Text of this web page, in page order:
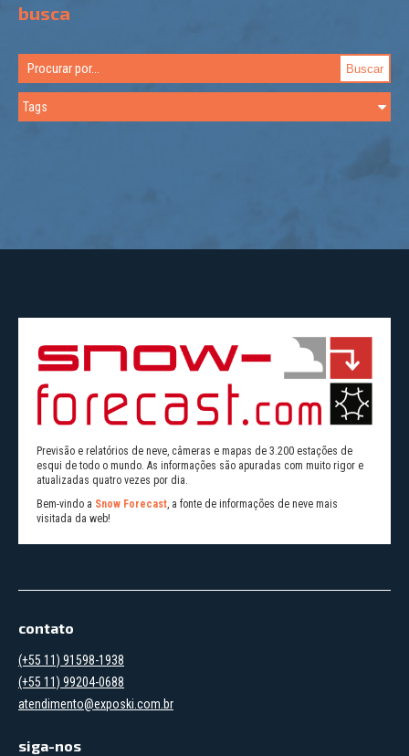
busca
Previsão e relatórios de neve, câmeras e mapas de 3.200 estações de
esqui de todo o mundo. As informações são apuradas com muito rigor e
atualizadas quatro vezes por dia.
Bem-vindo a Snow Forecast , a fonte de informações de neve mais
visitada da web!
contato
(+55 11) 91598-1938
(+55 11) 99204-0688
atendimento@exposki.com.br
siga-nos